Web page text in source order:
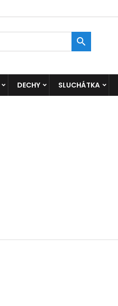

DECHY SLUCHÁTKA